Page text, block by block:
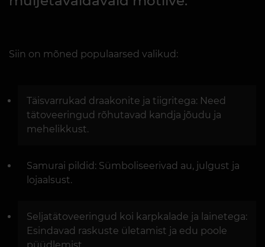
Siin on mõned populaarsed valikud:
Täisvarrukad draakonite ja tiigritega: Need
tätoveeringud rõhutavad kandja jõudu ja
mehelikkust.
Samurai pildid: Sümboliseerivad au, julgust ja
lojaalsust.
Seljatätoveeringud koi karpkalade ja lainetega:
Esindavad raskuste ületamist ja edu poole
püüdlemist.